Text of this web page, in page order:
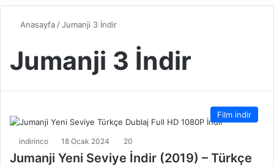
Anasayfa /Jumanji 3 İndir
Jumanji 3 İndir
Film indir
indirinco 18 Ocak 2024 20
Jumanji Yeni Seviye İndir (2019) – Türkçe